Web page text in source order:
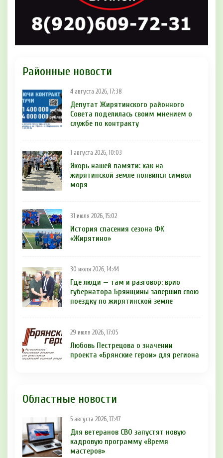
Районные новости
4 августа 2026, 17:38
Депутат Жирятинского районного
Совета поделилась своим мнением о
службе по контракту
1 августа 2026, 10:03
Якорь нашей памяти: как на
жирятинской земле появился символ
моря
31 июля 2026, 15:02
История спасения сезона ФК
«Жирятино»
30 июля 2026, 14:44
Где люди — там и разговор: врио
губернатора Брянщины завершил свою
поездку по жирятинской земле
29 июля 2026, 17:05
Любовь Пестрецова о значении
проекта «Брянские герои» для региона
Областные новости
5 августа 2026, 17:47
Для ветеранов СВО запустят новую
кадровую программу «Время
мастеров»